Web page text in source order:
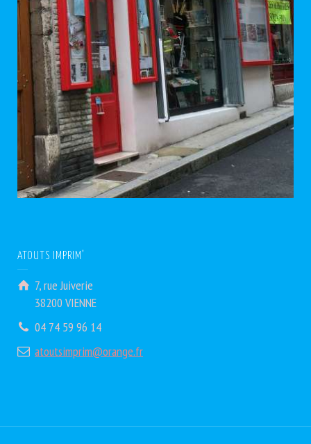
ATOUTS IMPRIM’
7, rue Juiverie
38200 VIENNE
04 74 59 96 14
atoutsimprim@orange.fr